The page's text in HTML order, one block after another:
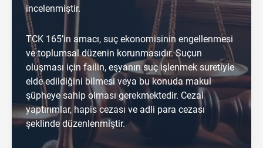
incelenmiştir.
TCK 165’in amacı, suç ekonomisinin engellenmesi
ve toplumsal düzenin korunmasıdır. Suçun
oluşması için failin, eşyanın suç işlenmek suretiyle
elde edildiğini bilmesi veya bu konuda makul
şüpheye sahip olması gerekmektedir. Cezai
yaptırımlar, hapis cezası ve adli para cezası
şeklinde düzenlenmiştir.